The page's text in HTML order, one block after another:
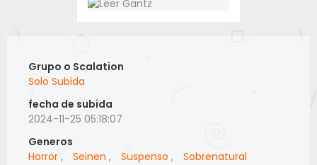
Grupo o Scalation
Solo Subida
fecha de subida
2024-11-25 05:18:07
Generos
Horror , Seinen , Suspenso ,
Sobrenatural